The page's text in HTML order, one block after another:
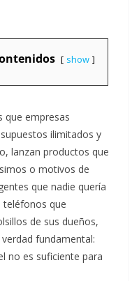
show
que empresas
ilimitados y
lanzan productos que
o motivos de
que nadie quería
teléfonos que
de sus dueños,
fundamental:
no es suficiente para